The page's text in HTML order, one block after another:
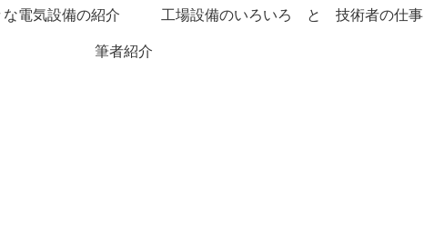
電気設備の紹介 工場設備のいろいろ と 技術者の仕事
筆者紹介